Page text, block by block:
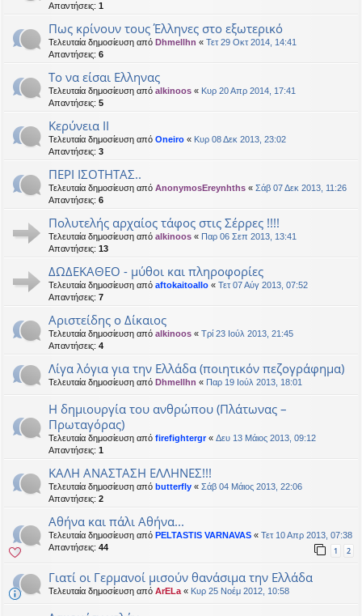
Απαντήσεις: 1
Πως κρίνουν τους Έλληνες στο εξωτερικό
Τελευταία δημοσίευση από Dhmellhn « Τετ 29 Οκτ 2014, 14:41
Απαντήσεις: 6
Το να είσαι Ελληνας
Τελευταία δημοσίευση από alkinoos « Κυρ 20 Απρ 2014, 17:41
Απαντήσεις: 5
Κερύνεια ΙΙ
Τελευταία δημοσίευση από Oneiro « Κυρ 08 Δεκ 2013, 23:02
Απαντήσεις: 3
ΠΕΡΙ ΙΣΟΤΗΤΑΣ..
Τελευταία δημοσίευση από AnonymosEreynhths « Σάβ 07 Δεκ 2013, 11:26
Απαντήσεις: 6
Πολυτελής αρχαίος τάφος στις Σέρρες !!!!
Τελευταία δημοσίευση από alkinoos « Παρ 06 Σεπ 2013, 13:41
Απαντήσεις: 13
ΔΩΔΕΚΑΘΕΟ - μύθοι και πληροφορίες
Τελευταία δημοσίευση από aftokaitoallo « Τετ 07 Αύγ 2013, 07:52
Απαντήσεις: 7
Αριστείδης ο Δίκαιος
Τελευταία δημοσίευση από alkinoos « Τρί 23 Ιούλ 2013, 21:45
Απαντήσεις: 4
Λίγα λόγια για την Ελλάδα (ποιητικόν πεζογράφημα)
Τελευταία δημοσίευση από Dhmellhn « Παρ 19 Ιούλ 2013, 18:01
H δημιουργία του ανθρώπου (Πλάτωνας –
Πρωταγόρας)
Τελευταία δημοσίευση από firefightergr« Δευ 13 Μάιος 2013, 09:12
Απαντήσεις: 1
ΚΑΛΗ ΑΝΑΣΤΑΣΗ ΕΛΛΗΝΕΣ!!!
Τελευταία δημοσίευση από butterfly « Σάβ 04 Μάιος 2013, 22:06
Απαντήσεις: 2
Αθήνα και πάλι Αθήνα...
Τελευταία δημοσίευση από PELTASTIS VARNAVAS « Τετ 10 Απρ 2013, 07:38
Απαντήσεις: 44 1 2
Γιατί οι Γερμανοί μισούν θανάσιμα την Ελλάδα
Τελευταία δημοσίευση από ArELa « Κυρ 25 Νοέμ 2012, 10:58